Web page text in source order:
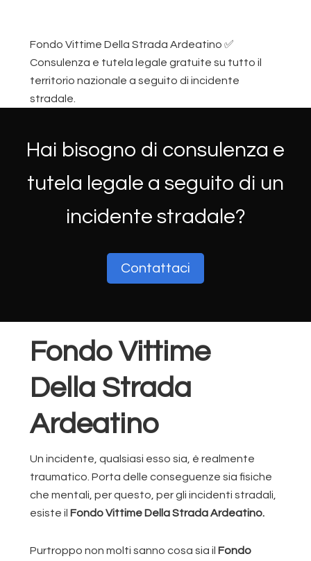
Fondo Vittime Della Strada Ardeatino ✅
Consulenza e tutela legale gratuite su tutto il
territorio nazionale a seguito di incidente
stradale.
Hai bisogno di consulenza e
tutela legale a seguito di un
incidente stradale?
Contattaci
Fondo Vittime
Della Strada
Ardeatino
Un incidente, qualsiasi esso sia, è realmente
traumatico. Porta delle conseguenze sia fisiche
che mentali, per questo, per gli incidenti stradali,
esiste il Fondo Vittime Della Strada Ardeatino.
Purtroppo non molti sanno cosa sia il Fondo